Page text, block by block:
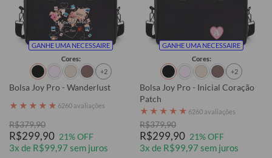
GANHE UMA NECESSAIRE
Cores:
+2
Bolsa Joy Pro - Wanderlust
★ ★ ★ ★ ★ 6260 avaliações
R$379,90
R$299,90 21% OFF
3x de R$99,97 sem juros
GANHE UMA NECESSAIRE
Cores:
+2
Bolsa Joy Pro - Inicial Coração
Patch
★ ★ ★ ★ ★ 6260 avaliações
R$379,90
R$299,90 21% OFF
3x de R$99,97 sem juros